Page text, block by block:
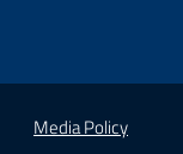
Media Policy